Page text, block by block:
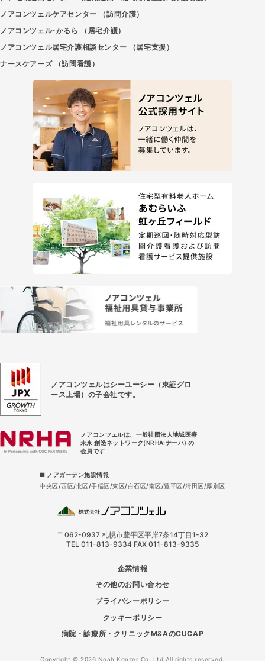
ノアコンツェルケアセンター （訪問介護）
ノアコンツェル･かるら （居宅介護）
ノアコンツェル居宅介護相談センター （居宅支援）
ナースケアーズ （訪問看護）
ノアコンツェルはシーユーシー（東証グロ
ース上場） の子会社です。
ノアコンツェルは、一般社団法人地域医療
未来 創造ネットワーク(NRHA:ナーハ) の
会員です
■ ノアガーデン施設情報
中央区 西区 北区 手稲区 東区 白石区 南区 豊平区 清田区 厚別区
〒062-0937 札幌市豊平区平岸7条14丁目1-32
TEL 011-813-9334 FAX 011-813-9335
企業情報
その他のお問い合わせ
プライバシーポリシー
クッキーポリシー
病院・診療所・クリニックM&AのCUCAP
Copyright © 2026 Noah Konzer Co.,Ltd All rights reserved.